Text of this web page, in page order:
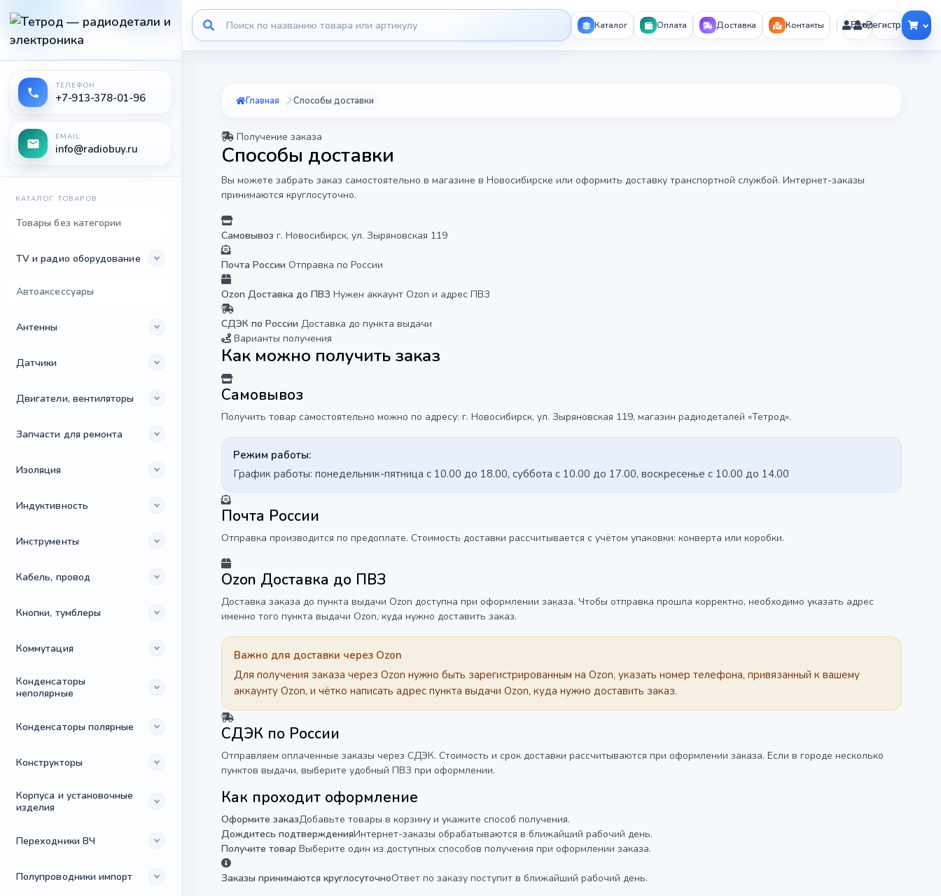
ТЕЛЕФОН
+7-913-378-01-96
EMAIL
info@radiobuy.ru
КАТАЛОГ ТОВАРОВ
Товары без категории
TV и радио оборудование
Автоаксессуары
Антенны
Датчики
Двигатели, вентиляторы
Запчасти для ремонта
Изоляция
Индуктивность
Инструменты
Кабель, провод
Кнопки, тумблеры
Коммутация
Конденсаторы
неполярные
Конденсаторы полярные
Конструкторы
Корпуса и установочные
изделия
Переходники ВЧ
Полупроводники импорт
Каталог Оплата Доставка Контакты ВходРегистрация
Главная Способы доставки
Получение заказа
Способы доставки
Вы можете забрать заказ самостоятельно в магазине в Новосибирске или оформить доставку транспортной службой. Интернет-заказы
принимаются круглосуточно.
Самовывоз г. Новосибирск, ул. Зыряновская 119
Почта России Отправка по России
Ozon Доставка до ПВЗ Нужен аккаунт Ozon и адрес ПВЗ
СДЭК по России Доставка до пункта выдачи
Варианты получения
Как можно получить заказ
Самовывоз
Получить товар самостоятельно можно по адресу: г. Новосибирск, ул. Зыряновская 119, магазин радиодеталей «Тетрод».
Режим работы:
График работы: понедельник-пятница с 10.00 до 18.00, суббота с 10.00 до 17.00, воскресенье с 10.00 до 14.00
Почта России
Отправка производится по предоплате. Стоимость доставки рассчитывается с учётом упаковки: конверта или коробки.
Ozon Доставка до ПВЗ
Доставка заказа до пункта выдачи Ozon доступна при оформлении заказа. Чтобы отправка прошла корректно, необходимо указать адрес
именно того пункта выдачи Ozon, куда нужно доставить заказ.
Важно для доставки через Ozon
Для получения заказа через Ozon нужно быть зарегистрированным на Ozon, указать номер телефона, привязанный к вашему
аккаунту Ozon, и чётко написать адрес пункта выдачи Ozon, куда нужно доставить заказ.
СДЭК по России
Отправляем оплаченные заказы через СДЭК. Стоимость и срок доставки рассчитываются при оформлении заказа. Если в городе несколько
пунктов выдачи, выберите удобный ПВЗ при оформлении.
Как проходит оформление
Оформите заказДобавьте товары в корзину и укажите способ получения.
Дождитесь подтвержденияИнтернет-заказы обрабатываются в ближайший рабочий день.
Получите товар Выберите один из доступных способов получения при оформлении заказа.
Заказы принимаются круглосуточноОтвет по заказу поступит в ближайший рабочий день.